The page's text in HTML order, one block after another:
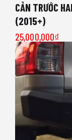
CẢN TRƯỚC
(2015+)
25,000,000₫